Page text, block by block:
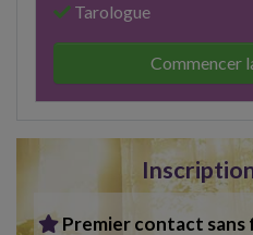
Tarologue
Commencer
Premier contact sans